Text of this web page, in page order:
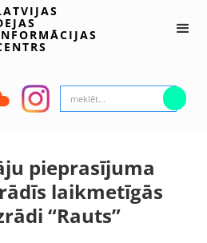
pieprasījuma
laikmetīgās
“Rauts”